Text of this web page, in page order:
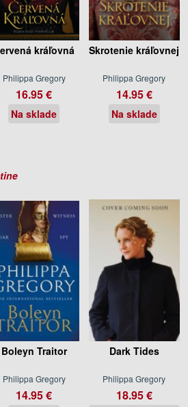
kráľovná
Philippa Gregory
16.95 €
Na sklade
Skrotenie kráľovnej
Philippa Gregory
14.95 €
Na sklade
Boleyn Traitor
Philippa Gregory
14.95 €
Dark Tides
Philippa Gregory
18.95 €